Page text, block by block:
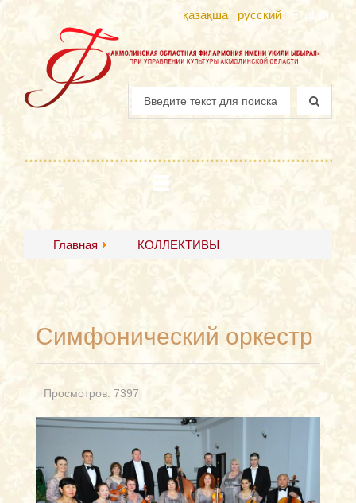
қазақша русский English
Главная КОЛЛЕКТИВЫ
Симфонический оркестр
Просмотров: 7397